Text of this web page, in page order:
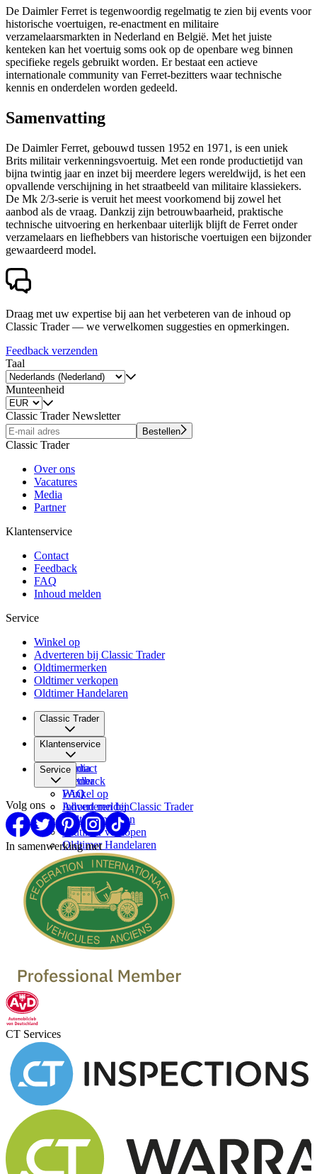
De Daimler Ferret is tegenwoordig regelmatig te zien bij events voor
historische voertuigen, re-enactment en militaire
verzamelaarsmarkten in Nederland en België. Met het juiste
kenteken kan het voertuig soms ook op de openbare weg binnen
specifieke regels gebruikt worden. Er bestaat een actieve
internationale community van Ferret-bezitters waar technische
kennis en onderdelen worden gedeeld.
Samenvatting
De Daimler Ferret, gebouwd tussen 1952 en 1971, is een uniek
Brits militair verkenningsvoertuig. Met een ronde productietijd van
bijna twintig jaar en inzet bij meerdere legers wereldwijd, is het een
opvallende verschijning in het straatbeeld van militaire klassiekers.
De Mk 2/3-serie is veruit het meest voorkomend bij zowel het
aanbod als de vraag. Dankzij zijn betrouwbaarheid, praktische
technische uitvoering en herkenbaar uiterlijk blijft de Ferret onder
verzamelaars en liefhebbers van historische voertuigen een bijzonder
gewaardeerd model.
Draag met uw expertise bij aan het verbeteren van de inhoud op
Classic Trader — we verwelkomen suggesties en opmerkingen.
Feedback verzenden
Taal
Munteenheid
Classic Trader Newsletter
Bestellen
Classic Trader
Over ons
Vacatures
Media
Partner
Klantenservice
Contact
Feedback
FAQ
Inhoud melden
Service
Winkel op
Adverteren bij Classic Trader
Oldtimermerken
Oldtimer verkopen
Oldtimer Handelaren
Classic Trader
Over ons
Vacatures
Media
Partner
Klantenservice
Contact
Feedback
FAQ
Inhoud melden
Service
Winkel op
Adverteren bij Classic Trader
Oldtimermerken
Oldtimer verkopen
Oldtimer Handelaren
Volg ons
In samenwerking met
CT Services